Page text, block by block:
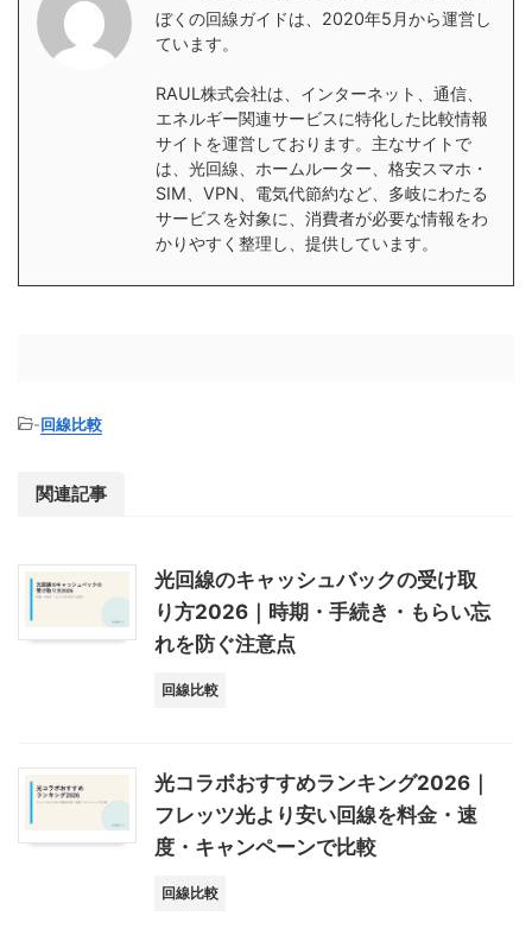
ぼくの回線ガイドは、2020年5月から運営し
ています。
RAUL株式会社は、インターネット、通信、
エネルギー関連サービスに特化した比較情報
サイトを運営しております。主なサイトで
は、光回線、ホームルーター、格安スマホ・
SIM、VPN、電気代節約など、多岐にわたる
サービスを対象に、消費者が必要な情報をわ
かりやすく整理し、提供しています。
-回線比較
関連記事
光回線のキャッシュバックの受け取
り方2026｜時期・手続き・もらい忘
れを防ぐ注意点
回線比較
光コラボおすすめランキング2026｜
フレッツ光より安い回線を料金・速
度・キャンペーンで比較
回線比較